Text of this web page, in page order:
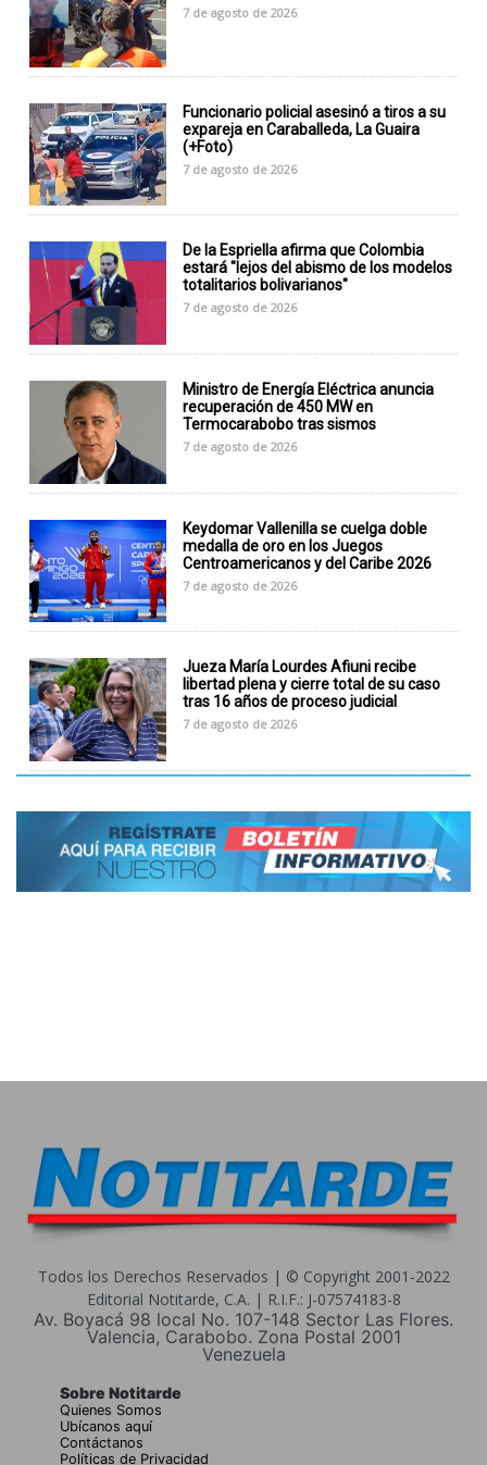
7 de agosto de 2026
Funcionario policial asesinó a tiros a su
expareja en Caraballeda, La Guaira
(+Foto)
7 de agosto de 2026
De la Espriella afirma que Colombia
estará "lejos del abismo de los modelos
totalitarios bolivarianos"
7 de agosto de 2026
Ministro de Energía Eléctrica anuncia
recuperación de 450 MW en
Termocarabobo tras sismos
7 de agosto de 2026
Keydomar Vallenilla se cuelga doble
medalla de oro en los Juegos
Centroamericanos y del Caribe 2026
7 de agosto de 2026
Jueza María Lourdes Afiuni recibe
libertad plena y cierre total de su caso
tras 16 años de proceso judicial
7 de agosto de 2026
Todos los Derechos Reservados | © Copyright 2001-2022
Editorial Notitarde, C.A. | R.I.F.: J-07574183-8
Av. Boyacá 98 local No. 107-148 Sector Las Flores.
Valencia, Carabobo. Zona Postal 2001
Venezuela
Sobre Notitarde
Quienes Somos
Ubícanos aquí
Contáctanos
Políticas de Privacidad